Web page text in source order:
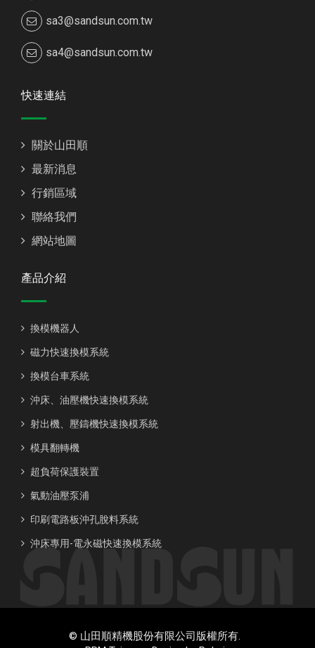
sa3@sandsun.com.tw
sa4@sandsun.com.tw
快速連結
關於山田順
最新消息
行銷區域
聯絡我們
網站地圖
產品介紹
換模機器人
磁力快速換模系統
換模台車系統
沖床、油壓機快速換模系統
射出機、壓鑄機快速換模系統
模具翻轉機
超負荷保護裝置
氣動油壓泵浦
印刷電路板沖孔脫料系統
沖床專用-電永磁快速換模系統
© 山田順精機股份有限公司版權所有.